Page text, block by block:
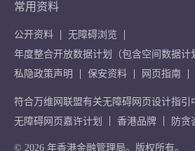
常用资料
公开资料
无障碍浏览
年度整合开放数据计划（包含空间数据计
私隐政策声明
保安资料 网页指南
符合万维网联盟有关无障碍网页设计指引
无障碍网页嘉许计划
香港品牌 防贪
© 2026 年香港金融管理局。版权所有。